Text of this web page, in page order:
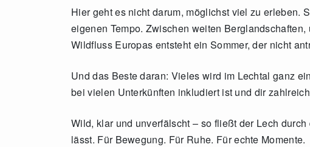
Hier geht es nicht darum, möglichst viel zu erleben.
eigenen Tempo. Zwischen weiten
Wildfluss Europas entsteht ein Sommer, der nicht
Und das Beste daran: Vieles wird im Lechtal ganz
bei vielen Unterkünften inkludiert ist und dir
Wild, klar und unverfälscht – so fließt der Lech
lässt. Für Bewegung. Für Ruhe. Für echte Momente.